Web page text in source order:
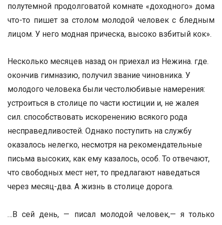
полутемной продолговатой комнате «доходного» дома
что-то пишет за столом молодой человек с бледным
лицом. У него модная прическа, высоко взбитый кок».
Несколько месяцев назад он приехал из Нежина. где.
окончив гимназию, получил звание чиновника. У
молодого человека были честолюбивые намерения:
устроиться в столице по части юстиции и, не жалея
сил. способствовать искоренению всякого рода
несправедливостей. Однако поступить на службу
оказалось нелегко, несмотря на рекомендательные
письма высоких, как ему казалось, особ. То отвечают,
что свободных мест нет, то предлагают наведаться
через месяц-два. А жизнь в столице дорога.
…В сей день, — писал молодой человек,— я только